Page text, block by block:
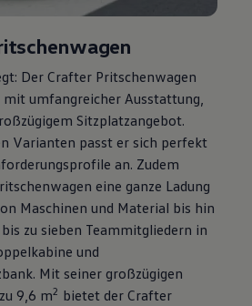
Der Crafter Pritschenwagen
umfangreicher Ausstattung,
Sitzplatzangebot.
Varianten passt er sich perfekt
an. Zudem
eine ganze Ladung
Maschinen und Material bis hin
zu sieben Teammitgliedern in
und
Mit seiner großzügigen
9,6 m2 bietet der Crafter